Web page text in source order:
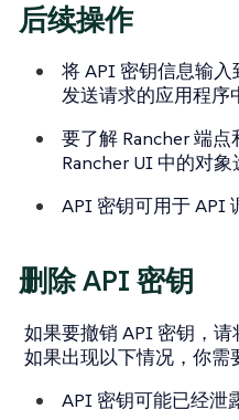
后续操作
将 API 密钥信息输入
发送请求的应用程序
要了解 Rancher 端
Rancher UI 中的对象
API 密钥可用于 API
删除 API 密钥
如果要撤销 API 密钥，请
如果出现以下情况，你需
API 密钥可能已经泄